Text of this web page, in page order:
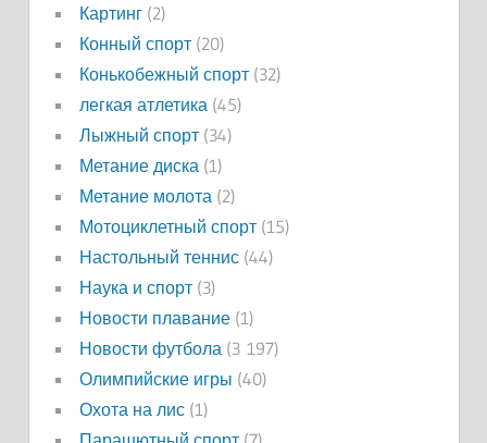
Картинг(2)
Конный спорт(20)
Конькобежный спорт(32)
легкая атлетика (45)
Лыжный спорт(34)
Метание диска (1)
Метание молота (2)
Мотоциклетный спорт(15)
Настольный теннис(44)
Наука и спорт(3)
Новости плавание(1)
Новости футбола (3 197)
Олимпийские игры (40)
Охота на лис(1)